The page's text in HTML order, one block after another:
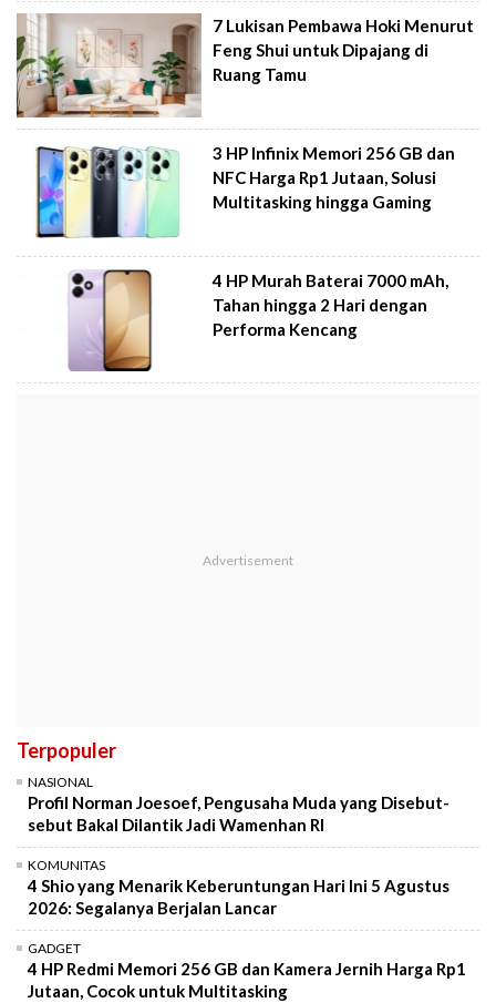
7 Lukisan Pembawa Hoki Menurut
Feng Shui untuk Dipajang di
Ruang Tamu
3 HP Infinix Memori 256 GB dan
NFC Harga Rp1 Jutaan, Solusi
Multitasking hingga Gaming
4 HP Murah Baterai 7000 mAh,
Tahan hingga 2 Hari dengan
Performa Kencang
Terpopuler
NASIONAL
Profil Norman Joesoef, Pengusaha Muda yang Disebut-
sebut Bakal Dilantik Jadi Wamenhan RI
KOMUNITAS
4 Shio yang Menarik Keberuntungan Hari Ini 5 Agustus
2026: Segalanya Berjalan Lancar
GADGET
4 HP Redmi Memori 256 GB dan Kamera Jernih Harga Rp1
Jutaan, Cocok untuk Multitasking